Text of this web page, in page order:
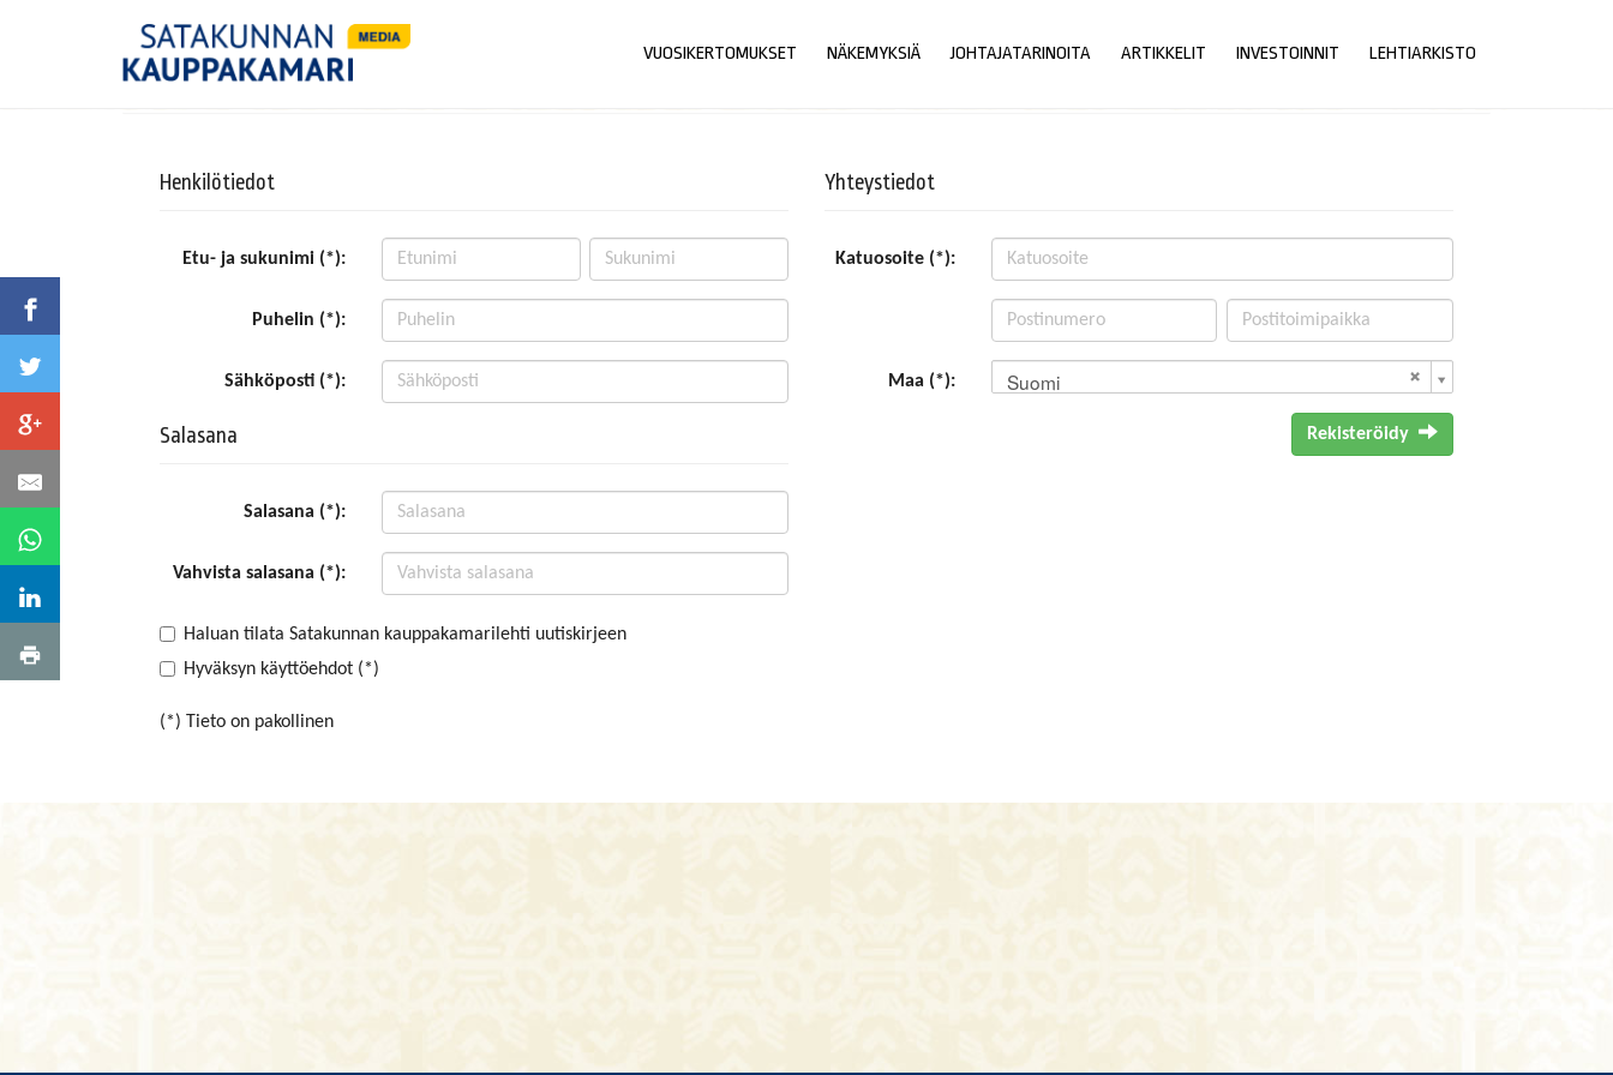
VUOSIKERTOMUKSET NÄKEMYKSIÄ JOHTAJATARINOITA ARTIKKELIT INVESTOINNIT LEHTIARKISTO
Henkilötiedot
Etu- ja sukunimi (*):
Puhelin (*):
Sähköposti (*):
Salasana
Salasana (*):
Vahvista salasana (*):
Yhteystiedot
Katuosoite (*):
Maa (*): Suomi
Rekisteröidy
Haluan tilata Satakunnan kauppakamarilehti uutiskirjeen
Hyväksyn käyttöehdot (*)
(*) Tieto on pakollinen